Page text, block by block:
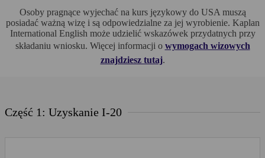
Osoby pragnące wyjechać na kurs językowy do USA muszą
posiadać ważną wizę i są odpowiedzialne za jej wyrobienie. Kaplan
International English może udzielić wskazówek przydatnych przy
składaniu wniosku. Więcej informacji o wymogach wizowych
znajdziesz tutaj.
Część 1: Uzyskanie I-20